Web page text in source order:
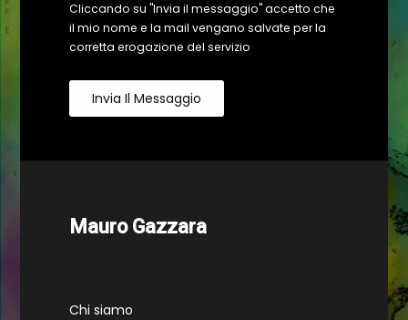
Cliccando su "Invia il messaggio" accetto che
il mio nome e la mail vengano salvate per la
corretta erogazione del servizio
Invia Il Messaggio
Mauro Gazzara
Chi siamo